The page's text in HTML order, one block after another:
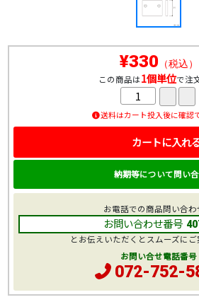
¥330 （税込）
この商品は1個単位で注
送料はカート投入後に確認
カートに入れ
納期等について問い
お電話での商品問い合わ
お問い合わせ番号
とお伝えいただくとスムーズに
お問い合せ電話番号
072-752-